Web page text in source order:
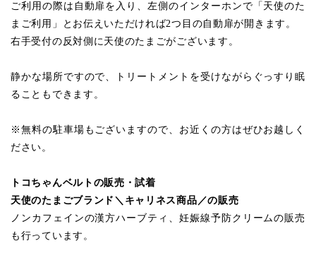
ご利用の際は自動扉を入り、左側のインターホンで「天使のた
まご利用」とお伝えいただければ2つ目の自動扉が開きます。
右手受付の反対側に天使のたまごがございます。
静かな場所ですので、トリートメントを受けながらぐっすり眠
ることもできます。
※無料の駐車場もございますので、お近くの方はぜひお越しく
ださい。
トコちゃんベルトの販売・試着
天使のたまごブランド＼キャリネス商品／の販売
ノンカフェインの漢方ハーブティ、妊娠線予防クリームの販売
も行っています。